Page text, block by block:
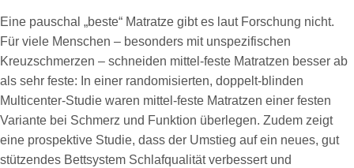
Eine pauschal „beste“ Matratze gibt es laut Forschung nicht.
Für viele Menschen – besonders mit unspezifischen
Kreuzschmerzen – schneiden mittel-feste Matratzen besser ab
als sehr feste: In einer randomisierten, doppelt-blinden
Multicenter-Studie waren mittel-feste Matratzen einer festen
Variante bei Schmerz und Funktion überlegen. Zudem zeigt
eine prospektive Studie, dass der Umstieg auf ein neues, gut
stützendes Bettsystem Schlafqualität verbessert und